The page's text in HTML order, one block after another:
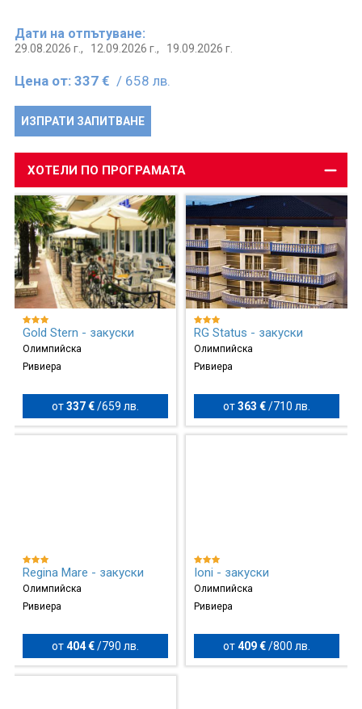
Дати на отпътуване:
29.08.2026 г., 12.09.2026 г., 19.09.2026 г.
Цена от: 337 € / 658 лв.
ИЗПРАТИ ЗАПИТВАНЕ
ХОТЕЛИ ПО ПРОГРАМАТА
Gold Stern - закуски
Олимпийска
Ривиера
от337 € /659 лв.
RG Status - закуски
Олимпийска
Ривиера
от363 €/ 710 лв.
Regina Mare - закуски
Олимпийска
Ривиера
от404 € / 790 лв.
Ioni - закуски
Олимпийска
Ривиера
от409 €/800 лв.